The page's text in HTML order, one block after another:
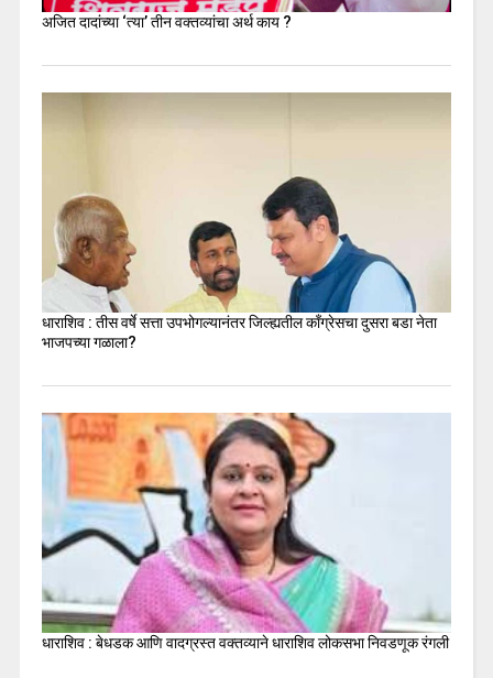
अजित दादांच्या ‘त्या’ तीन वक्तव्यांचा अर्थ काय ?
धाराशिव : तीस वर्षे सत्ता उपभोगल्यानंतर जिल्ह्यतील कॉंग्रेसचा दुसरा बडा नेता
भाजपच्या गळाला?
धाराशिव : बेधडक आणि वादग्रस्त वक्तव्याने धाराशिव लोकसभा निवडणूक रंगली